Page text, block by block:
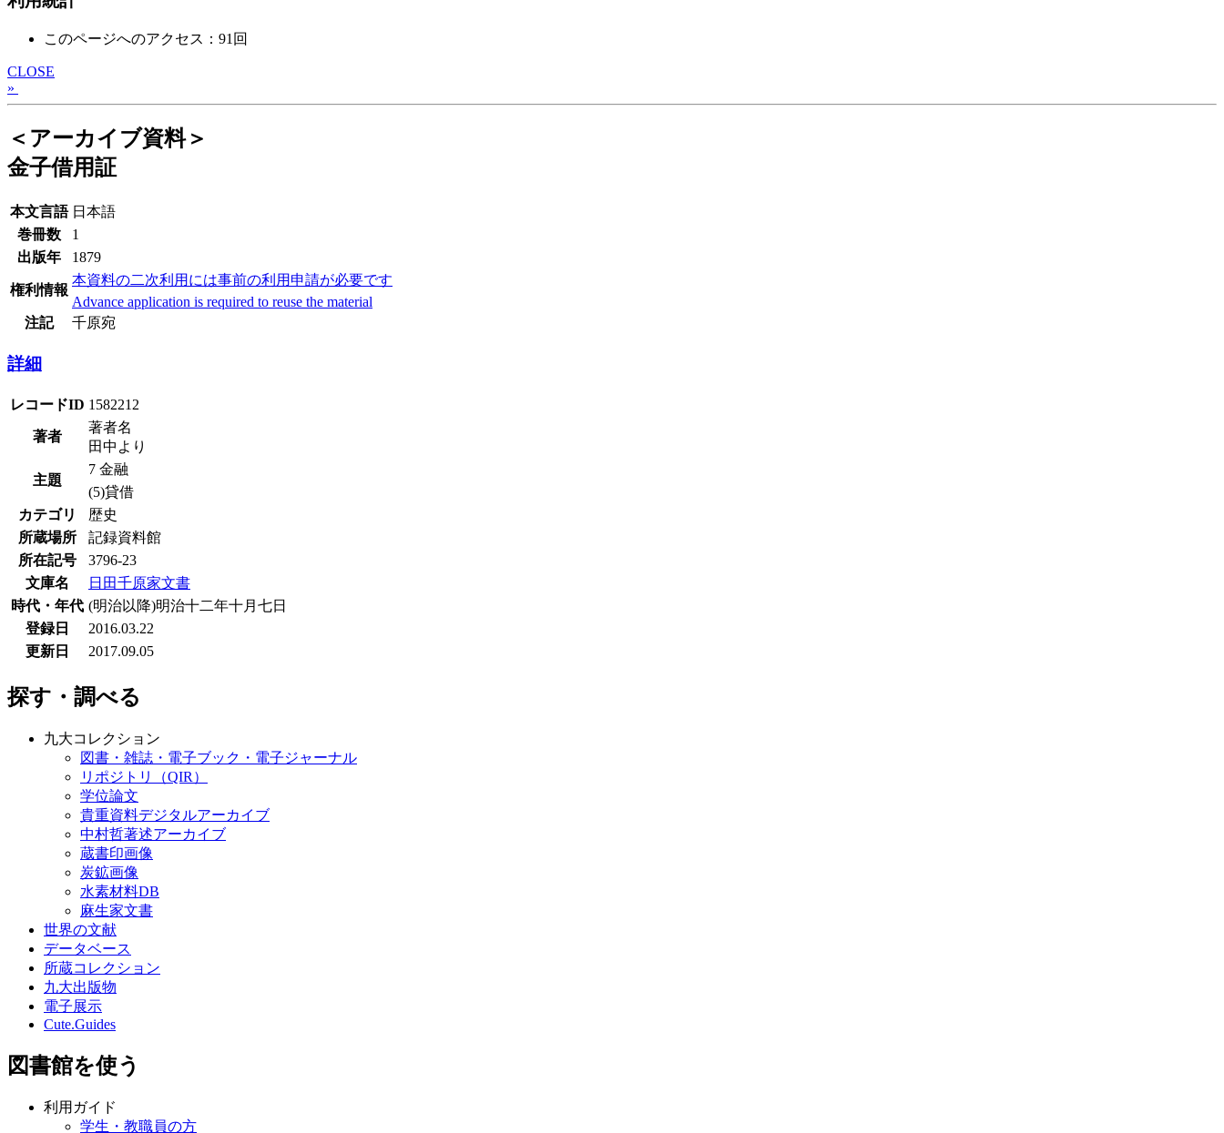
このページへのアクセス：91回
CLOSE
»
＜アーカイブ資料＞
金子借用証
本文言語 日本語
巻冊数
1
出版年
1879
権利情報
本資料の二次利用には事前の利用申請が必要です
Advance application is required to reuse the material
注記
千原宛
詳細
レコードID 1582212
著者
著者名
田中より
主題
7 金融
(5)貸借
カテゴリ
歴史
所蔵場所
記録資料館
所在記号
3796-23
文庫名
日田千原家文書
時代・年代 (明治以降)明治十二年十月七日
登録日
2016.03.22
更新日
2017.09.05
探す・調べる
九大コレクション
図書・雑誌・電子ブック・電子ジャーナル
リポジトリ（QIR）
学位論文
貴重資料デジタルアーカイブ
中村哲著述アーカイブ
蔵書印画像
炭鉱画像
水素材料DB
麻生家文書
世界の文献
データベース
所蔵コレクション
九大出版物
電子展示
Cute.Guides
図書館を使う
利用ガイド
学生・教職員の方